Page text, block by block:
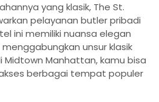
yang klasik, The St.
pelayanan butler pribadi
ini memiliki nuansa elegan
unsur klasik
Midtown Manhattan, kamu bisa
berbagai tempat populer